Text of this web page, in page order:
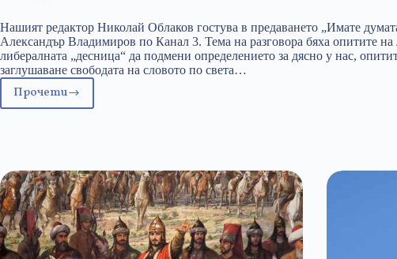
Нашият редактор Николай Облаков гостува в предаването „Имате
Александър Владимиров по Канал 3. Тема на разговора бяха опитите на
либералната „десница“ да подмени определението за дясно у нас,
заглушаване свободата на словото по света…
ПрочетиНиколай
е
да
прокарва
десни
идеи